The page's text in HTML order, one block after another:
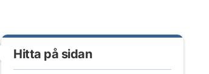
Hitta på sidan